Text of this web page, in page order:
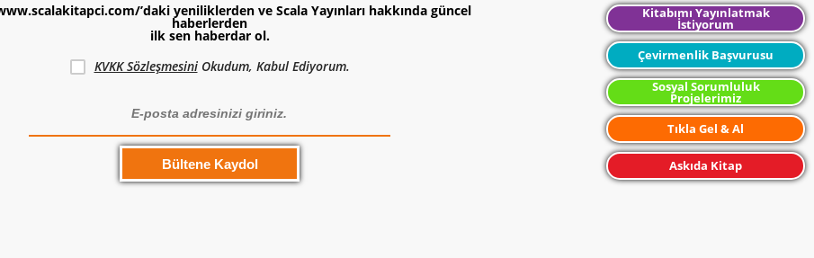
’daki yeniliklerden ve Scala Yayınları hakkında güncel
haberlerden
ilk sen haberdar ol.
KVKK SözleşmesiniOkudum, Kabul Ediyorum.
Kitabımı Yayınlatmak
İstiyorum
Çevirmenlik Başvurusu
Sosyal Sorumluluk
Projelerimiz
Tıkla Gel & Al
Askıda Kitap